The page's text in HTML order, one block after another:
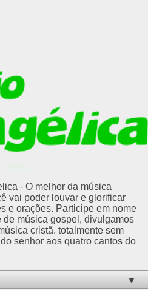
- O melhor da música
vai poder louvar e glorificar
e orações. Participe em nome
música gospel, divulgamos
cristã. totalmente sem
senhor aos quatro cantos do
▼